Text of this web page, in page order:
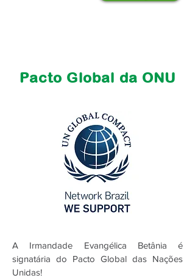
Pacto Global da ONU
A Irmandade Evangélica Betânia é
signatária do Pacto Global das Nações
Unidas!